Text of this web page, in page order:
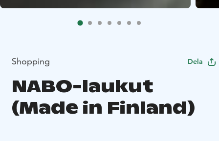
Shopping Dela
NABO-laukut
(Made in Finland)